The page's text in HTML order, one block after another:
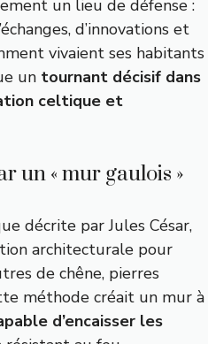
un lieu de défense :
d’innovations et
vivaient ses habitants
un tournant décisif dans
celtique et
un « mur gaulois »
décrite par Jules César,
architecturale pour
de chêne, pierres
méthode créait un mur à
d’encaisser les